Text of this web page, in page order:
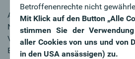
Als Nachfolger für Dr. Franz
Nominierungsausschuss dem
Vorstandsdirektor Martin Seiter,
Entsprechende Beschlüsse werden
Betroffenenrechte nicht
Mit Klick auf den Button „Alle
stimmen Sie der
aller Cookies von uns und von
in den USA ansässigen) zu.